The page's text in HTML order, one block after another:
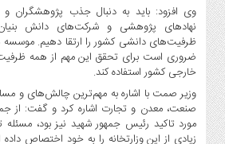
بانک
،
بیمه
و
ارز
دیجیتال
کشاورزی
و
وی افزود: باید به دنبال جذب پژوهشگران و
نهادهای پژوهشی و شرکت‌های دانش
ظرفیت‌های دانشی کشور را ارتقا دهیم. موسسه
ضروری است برای تحقق این مهم از همه
خارجی کشور استفاده کند.
وزیر صمت با اشاره به مهم‌ترین چالش‌های و
صنعت، معدن و تجارت اشاره کرد و گفت: از
مورد تاکید رئیس جمهور شهید نیز بود،
زیادی از این وزارتخانه را به خود اختصاص